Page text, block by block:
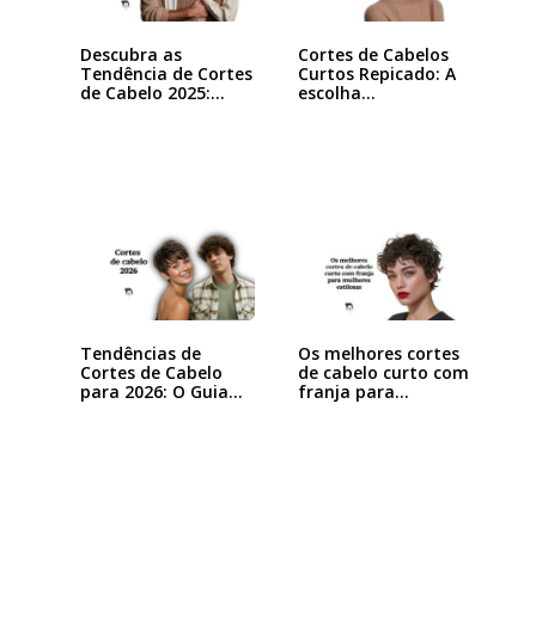
Descubra as
Tendência de Cortes
de Cabelo 2025:…
Cortes de Cabelos
Curtos Repicado: A
escolha…
Tendências de
Cortes de Cabelo
para 2026: O Guia…
Os melhores cortes
de cabelo curto com
franja para…